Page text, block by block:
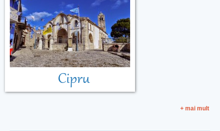
Cipru
+ mai mult